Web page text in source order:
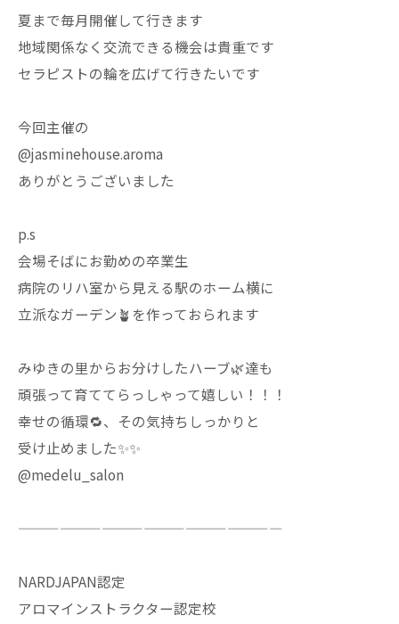
夏まで毎月開催して行きます
地域関係なく交流できる機会は貴重です
セラピストの輪を広げて行きたいです
今回主催の
@jasminehouse.aroma
ありがとうございました
p.s
会場そばにお勤めの卒業生
病院のリハ室から見える駅のホーム横に
立派なガーデン🪴を作っておられます
みゆきの里からお分けしたハーブ🌿達も
頑張って育ててらっしゃって嬉しい！！！
幸せの循環🔁、その気持ちしっかりと
受け止めました✨✨
@medelu_salon
———————————————————
NARDJAPAN認定
アロマインストラクター認定校